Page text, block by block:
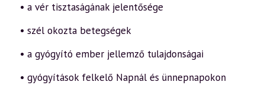
• a vér tisztaságának jelentősége
• szél okozta betegségek
• a gyógyító ember jellemző tulajdonságai
• gyógyítások felkelő Napnál és ünnepnapokon